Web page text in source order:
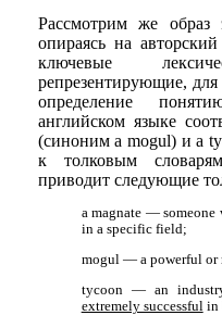
Рассмотрим же образ
опираясь на
ключевые
репрезентирующие, для
определение
английском языке
(синоним a mogul) и a
к толковым
приводит следующие
a magnate —
in a specific field;
mogul — a powerful
tycoon — an
extremely successfulin